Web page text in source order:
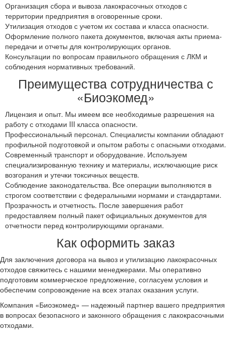
Организация сбора и вывоза лакокрасочных отходов с
территории предприятия в оговоренные сроки.
Утилизация отходов с учетом их состава и класса опасности.
Оформление полного пакета документов, включая акты приема-
передачи и отчеты для контролирующих органов.
Консультации по вопросам правильного обращения с ЛКМ и
соблюдения нормативных требований.
Преимущества сотрудничества с
«Биоэкомед»
Лицензия и опыт. Мы имеем все необходимые разрешения на
работу с отходами III класса опасности.
Профессиональный персонал. Специалисты компании обладают
профильной подготовкой и опытом работы с опасными отходами.
Современный транспорт и оборудование. Используем
специализированную технику и материалы, исключающие риск
возгорания и утечки токсичных веществ.
Соблюдение законодательства. Все операции выполняются в
строгом соответствии с федеральными нормами и стандартами.
Прозрачность и отчетность. После завершения работ
предоставляем полный пакет официальных документов для
отчетности перед контролирующими органами.
Как оформить заказ
Для заключения договора на вывоз и утилизацию лакокрасочных
отходов свяжитесь с нашими менеджерами. Мы оперативно
подготовим коммерческое предложение, согласуем условия и
обеспечим сопровождение на всех этапах оказания услуги.
Компания «Биоэкомед» — надежный партнер вашего предприятия
в вопросах безопасного и законного обращения с лакокрасочными
отходами.